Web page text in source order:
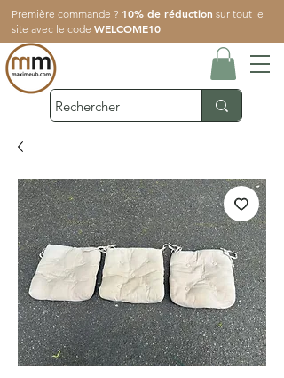
Première commande ? 10% de réduction sur tout le
site avec le code WELCOME10